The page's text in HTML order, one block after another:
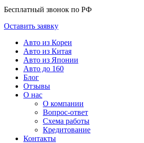
Бесплатный звонок по РФ
Оставить заявку
Авто из Кореи
Авто из Китая
Авто из Японии
Авто до 160
Блог
Отзывы
О нас
О компании
Вопрос-ответ
Схема работы
Кредитование
Контакты